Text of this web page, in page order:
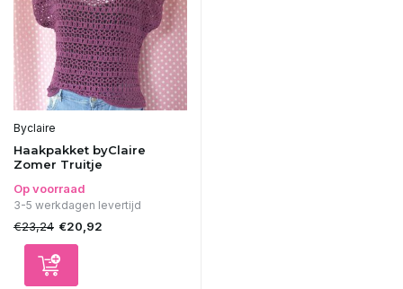
Byclaire
Haakpakket byClaire
Zomer Truitje
Op voorraad
3-5 werkdagen levertijd
€23,24 €20,92